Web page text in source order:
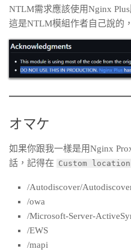
NTLM需求應該使用Nginx Plus
這是NTLM模組作者自己說的
オマケ
如果你跟我一樣是用Nginx
話，記得在 Custom
/Autodiscover/
/owa
/Microsoft-Server-
/EWS
/mapi